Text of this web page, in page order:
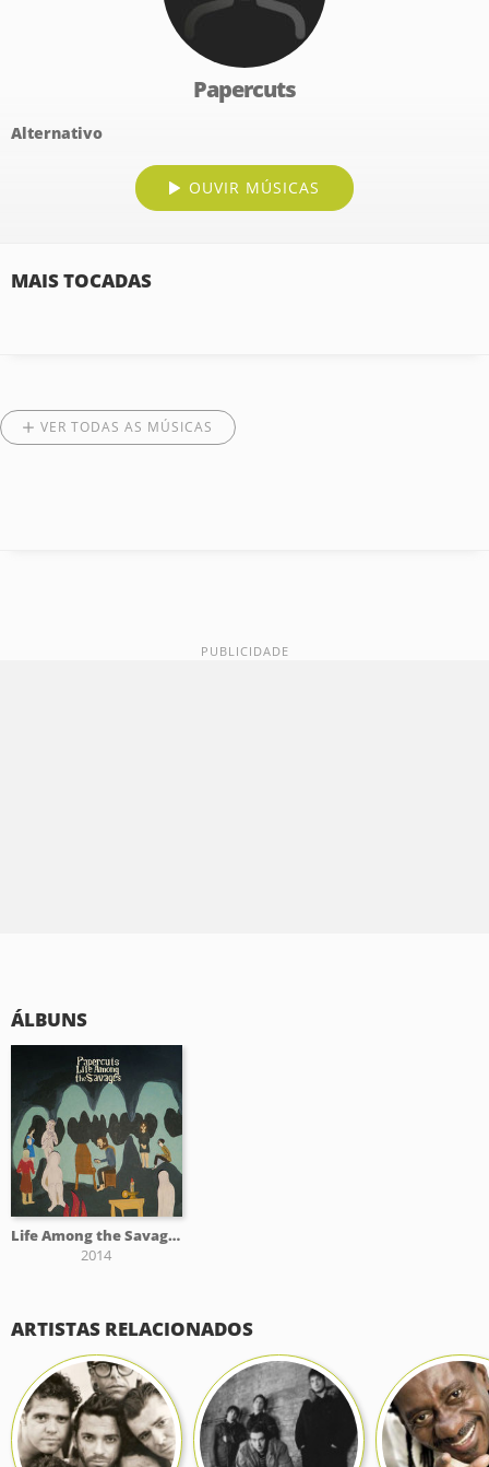
Papercuts
Alternativo
OUVIR MÚSICAS
MAIS TOCADAS
VER TODAS AS MÚSICAS
ÁLBUNS
Life Among the Savages
2014
ARTISTAS RELACIONADOS